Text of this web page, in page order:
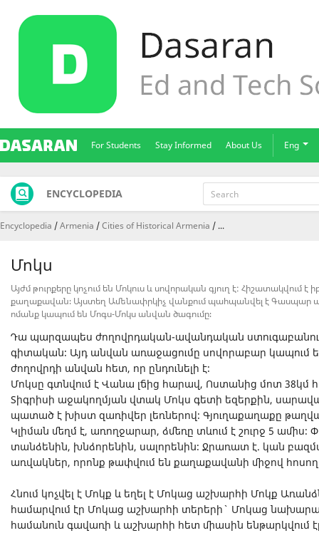
For Students Stay Informed About Us Eng
ENCYCLOPEDIA
Encyclopedia Armenia Cities of Historical Armenia ...
Մոկս
Այժմ թուրքերը կոչում են Մոկուս և սովորական գյուղ է:
քաղաքավան։ Այստեղ Ամենափրկիչ վանքում պահպանվել է Գասպար
ոմանք կապում են Մոգս-Մոկս անվան ծագումը։
Դա պարզապես ժողովրդական-ավանդական
գիտական։ Այդ անվան առաջացումը սովորաբար կապում են
ժողովրդի անվան հետ, որ ընդունելի է։
Մոկսը գտնվում է Վանա լճից հարավ, Ոստանից մոտ 38կմ
Տիգրիսի աջակողմյան վտակ Մոկս գետի եզերքին,
պատած է խիստ զառիվեր լեռներով։ Գյուղաքաղաքը
Կլիման մեղմ է, առողջարար, ձմեռը տևում է շուրջ 5 ամիս։
տանձենին, խնձորենին, սալորենին։ Ջրառատ է. կան
առվակներ, որոնք թափվում են քաղաքավանի միջով հոսող
Հնում կոչվել է Մոկք և եղել է Մոկաց աշխարհի Մոկք
համարվում էր Մոկաց աշխարհի տերերի` Մոկաց
համանուն գավառի և աշխարհի հետ միասին ենթարկվում